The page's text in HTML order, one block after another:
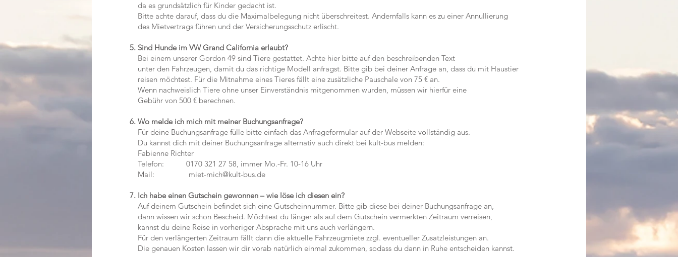
da es grundsätzlich für Kinder gedacht ist.
Bitte achte darauf, dass du die Maximalbelegung nicht überschreitest. Andernfalls kann es zu einer Annullierung
des Mietvertrags führen und der Versicherungsschutz erlischt.
5. Sind Hunde im VW Grand California erlaubt?
Bei einem unserer Gordon 49 sind Tiere gestattet. Achte hier bitte auf den beschreibenden Text
unter den Fahrzeugen, damit du das richtige Modell anfragst. Bitte gib bei deiner Anfrage an, dass du mit Haustier
reisen möchtest. Für die Mitnahme eines Tieres fällt eine zusätzliche Pauschale von 75 € an.
Wenn nachweislich Tiere ohne unser Einverständnis mitgenommen wurden, müssen wir hierfür eine
Gebühr von 500 € berechnen.
6. Wo melde ich mich mit meiner Buchungsanfrage?
Für deine Buchungsanfrage fülle bitte einfach das Anfrageformular auf der Webseite vollständig aus.
Du kannst dich mit deiner Buchungsanfrage alternativ auch direkt bei kult-bus melden:
Fabienne Richter
Telefon: 0170 321 27 58, immer Mo.-Fr. 10-16 Uhr
Mail: miet-mich@kult-bus.de
7. Ich habe einen Gutschein gewonnen – wie löse ich diesen ein?
Auf deinem Gutschein befindet sich eine Gutscheinnummer. Bitte gib diese bei deiner Buchungsanfrage an,
dann wissen wir schon Bescheid. Möchtest du länger als auf dem Gutschein vermerkten Zeitraum verreisen,
kannst du deine Reise in vorheriger Absprache mit uns auch verlängern.
Für den verlängerten Zeitraum fällt dann die aktuelle Fahrzeugmiete zzgl. eventueller Zusatzleistungen an.
Die genauen Kosten lassen wir dir vorab natürlich einmal zukommen, sodass du dann in Ruhe entscheiden kannst.